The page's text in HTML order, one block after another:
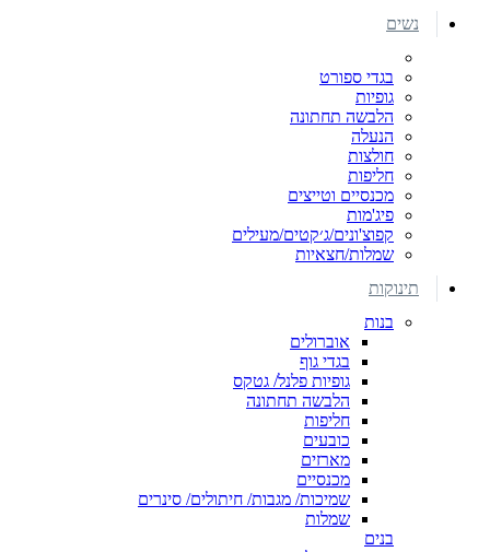
נשים
בגדי ספורט
גופיות
הלבשה תחתונה
הנעלה
חולצות
חליפות
מכנסיים וטייצים
פיג'מות
קפוצ'ונים/ג׳קטים/מעילים
שמלות/חצאיות
תינוקות
בנות
אוברולים
בגדי גוף
גופיות פלנל/ גטקס
הלבשה תחתונה
חליפות
כובעים
מארזים
מכנסיים
שמיכות/ מגבות/ חיתולים/ סינרים
שמלות
בנים